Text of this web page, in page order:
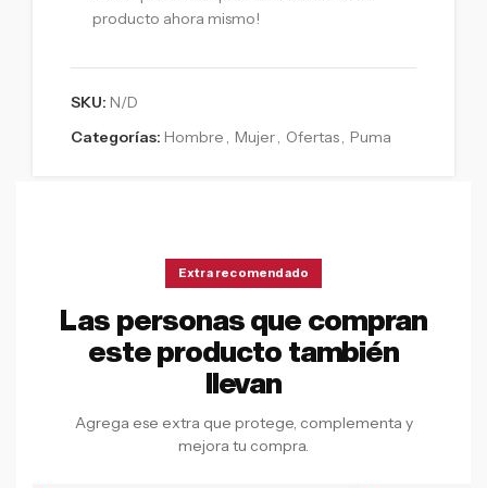
producto ahora mismo!
SKU: N/D
Categorías: Hombre , Mujer, Ofertas, Puma
Extra recomendado
Las personas que compran
este producto también
llevan
Agrega ese extra que protege, complementa y
mejora tu compra.